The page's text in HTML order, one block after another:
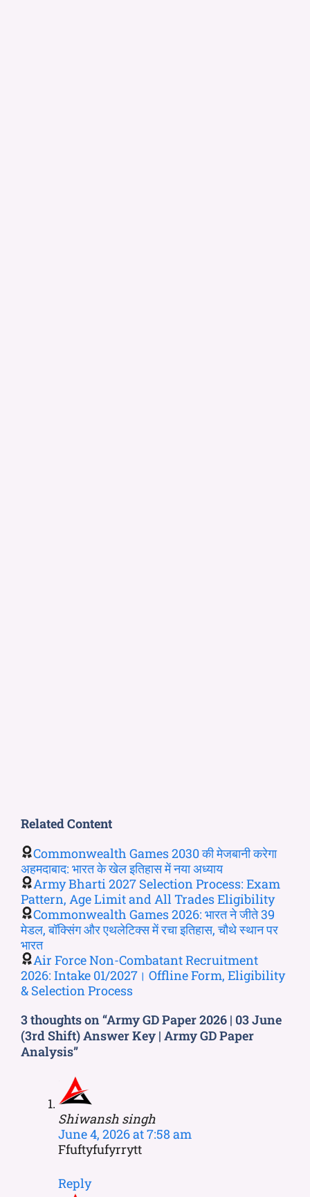
Related Content
Commonwealth Games 2030 की मेजबानी करेगा
अहमदाबाद: भारत के खेल इतिहास में नया अध्याय
Army Bharti 2027 Selection Process: Exam
Pattern, Age Limit and All Trades Eligibility
Commonwealth Games 2026: भारत ने जीते 39
मेडल, बॉक्सिंग और एथलेटिक्स में रचा इतिहास, चौथे स्थान पर
भारत
Air Force Non-Combatant Recruitment
2026: Intake 01/2027। Offline Form, Eligibility
& Selection Process
3 thoughts on “Army GD Paper 2026 | 03 June
(3rd Shift) Answer Key | Army GD Paper
Analysis”
Shiwansh singh
June 4, 2026 at 7:58 am
Ffuftyfufyrrytt
Reply